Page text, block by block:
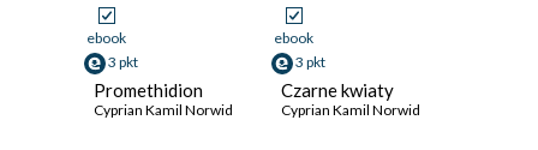
ebook
3 pkt
Promethidion
Cyprian Kamil Norwid
ebook
3 pkt
Czarne kwiaty
Cyprian Kamil Norwid